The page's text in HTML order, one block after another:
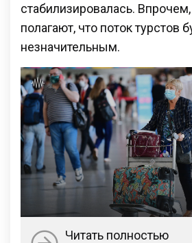
стабилизировалась.
полагают, что поток турстов
незначительным.
Читать полностью